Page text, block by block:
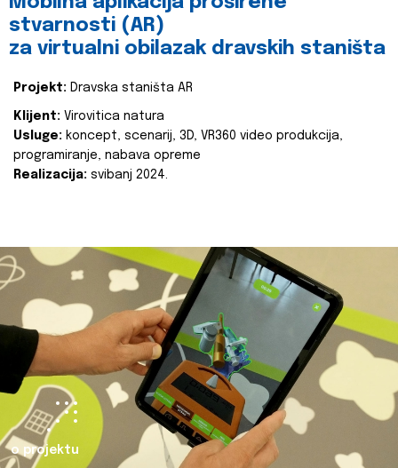
stvarnosti (AR)
za virtualni obilazak dravskih staništa
Projekt: Dravska staništa AR
Klijent: Virovitica natura
Usluge: koncept, scenarij, 3D, VR360 video produkcija,
programiranje, nabava opreme
Realizacija: svibanj 2024.
o projektu